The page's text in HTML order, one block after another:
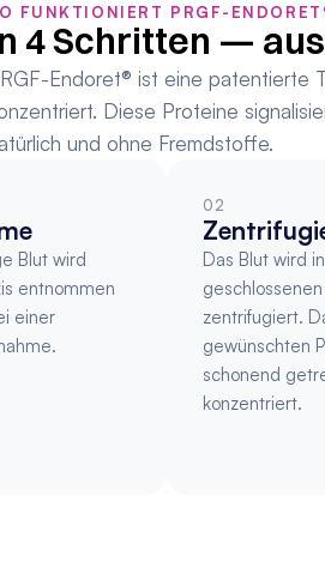
FUNKTIONIERT PRGF-
4 Schritten —
Endoret® ist eine patentierte
Diese Proteine
und ohne Fremdstoffe.
Blut wird
entnommen
einer
02
Das Blut wird
zentrifugiert.
gewünschten
schonend
konzentriert.